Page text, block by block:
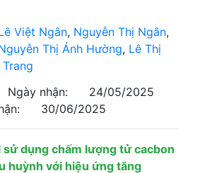
Việt Ngân, Nguyễn Thị Ngân,
Thị Ánh Hường, Lê Thị
Ngày nhận:
24/05/2025
30/06/2025
sử dụng chấm lượng tử cacbon
huỳnh với hiệu ứng tăng